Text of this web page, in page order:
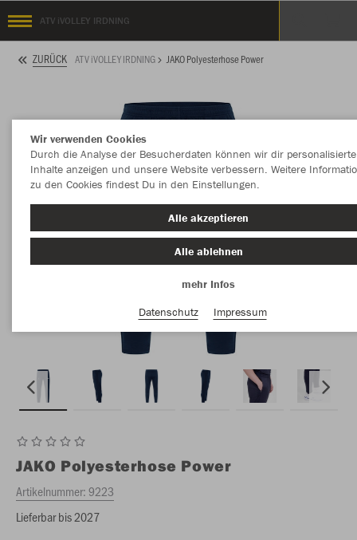
ATV iVOLLEY IRDNING
ZURÜCK ATV iVOLLEY IRDNING JAKO Polyesterhose Power
JAKO Polyesterhose Power
Artikelnummer:9223
Lieferbar bis 2027
Wir verwenden Cookies
Durch die Analyse der Besucherdaten können wir dir personalisierte
Inhalte anzeigen und unsere Website verbessern. Weitere
zu den Cookies findest Du in den Einstellungen.
Alle akzeptieren
Alle ablehnen
mehr Infos
Datenschutz
Impressum